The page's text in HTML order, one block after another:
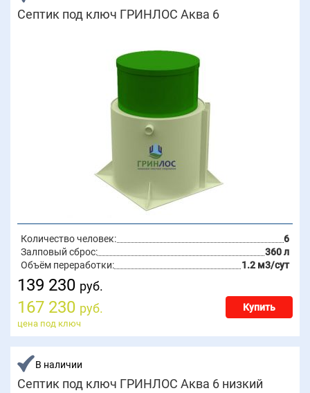
Септик под ключ ГРИНЛОС Аква 6
Количество человек:
6
Залповый сброс:
360 л
Объём переработки:
1.2 м3/сут
139 230 руб.
167 230 руб. Купить
цена под ключ
В наличии
Септик под ключ ГРИНЛОС Аква 6 низкий